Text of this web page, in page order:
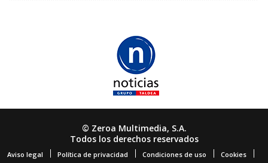
© Zeroa Multimedia, S.A.
Todos los derechos reservados
Aviso legal Política de privacidad Condiciones de uso Cookies